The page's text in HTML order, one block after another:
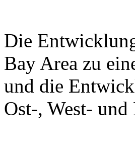
Die
Bay Area zu
und die
Ost-, West-